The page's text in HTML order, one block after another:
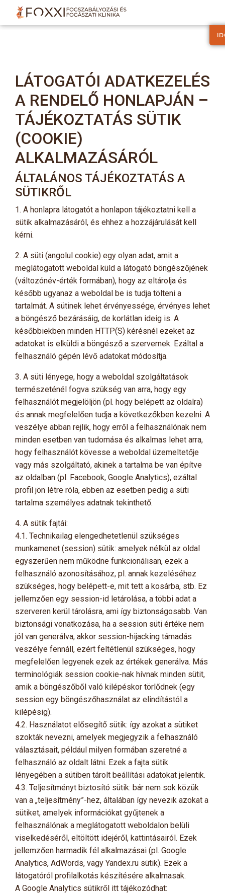
LÁTOGATÓI ADATKEZELÉS
A RENDELŐ HONLAPJÁN –
TÁJÉKOZTATÁS SÜTIK
(COOKIE)
ALKALMAZÁSÁRÓL
ÁLTALÁNOS TÁJÉKOZTATÁS A
SÜTIKRŐL
1. A honlapra látogatót a honlapon tájékoztatni kell a
sütik alkalmazásáról, és ehhez a hozzájárulását kell
kérni.
2. A süti (angolul cookie) egy olyan adat, amit a
meglátogatott weboldal küld a látogató böngészőjének
(változónév-érték formában), hogy az eltárolja és
később ugyanaz a weboldal be is tudja tölteni a
tartalmát. A sütinek lehet érvényessége, érvényes lehet
a böngésző bezárásáig, de korlátlan ideig is. A
későbbiekben minden HTTP(S) kérésnél ezeket az
adatokat is elküldi a böngésző a szervernek. Ezáltal a
felhasználó gépén lévő adatokat módosítja.
3. A süti lényege, hogy a weboldal szolgáltatások
természeténél fogva szükség van arra, hogy egy
felhasználót megjelöljön (pl. hogy belépett az oldalra)
és annak megfelelően tudja a következőkben kezelni. A
veszélye abban rejlik, hogy erről a felhasználónak nem
minden esetben van tudomása és alkalmas lehet arra,
hogy felhasználót kövesse a weboldal üzemeltetője
vagy más szolgáltató, akinek a tartalma be van építve
az oldalban (pl. Facebook, Google Analytics), ezáltal
profil jön létre róla, ebben az esetben pedig a süti
tartalma személyes adatnak tekinthető.
4. A sütik fajtái:
4.1. Technikailag elengedhetetlenül szükséges
munkamenet (session) sütik: amelyek nélkül az oldal
egyszerűen nem működne funkcionálisan, ezek a
felhasználó azonosításához, pl. annak kezeléséhez
szükséges, hogy belépett-e, mit tett a kosárba, stb. Ez
jellemzően egy session-id letárolása, a többi adat a
szerveren kerül tárolásra, ami így biztonságosabb. Van
biztonsági vonatkozása, ha a session süti értéke nem
jól van generálva, akkor session-hijacking támadás
veszélye fennáll, ezért feltétlenül szükséges, hogy
megfelelően legyenek ezek az értékek generálva. Más
terminológiák session cookie-nak hívnak minden sütit,
amik a böngészőből való kilépéskor törlődnek (egy
session egy böngészőhasználat az elindítástól a
kilépésig).
4.2. Használatot elősegítő sütik: így azokat a sütiket
szokták nevezni, amelyek megjegyzik a felhasználó
választásait, például milyen formában szeretné a
felhasználó az oldalt látni. Ezek a fajta sütik
lényegében a sütiben tárolt beállítási adatokat jelentik.
4.3. Teljesítményt biztosító sütik: bár nem sok közük
van a „teljesítmény”-hez, általában így nevezik azokat a
sütiket, amelyek információkat gyűjtenek a
felhasználónak a meglátogatott weboldalon belüli
viselkedéséről, eltöltött idejéről, kattintásairól. Ezek
jellemzően harmadik fél alkalmazásai (pl. Google
Analytics, AdWords, vagy Yandex.ru sütik). Ezek a
látogatóról profilalkotás készítésére alkalmasak.
A Google Analytics sütikről itt tájékozódhat: